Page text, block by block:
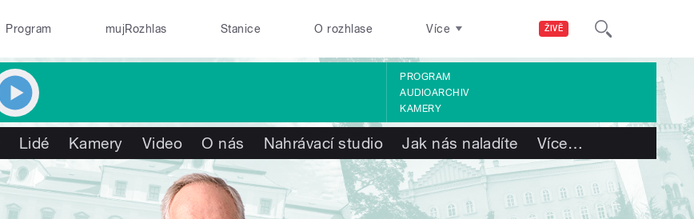
ŽIVĚ
Program mujRozhlas Stanice O rozhlase Více
PROGRAM
AUDIOARCHIV
KAMERY
Lidé Kamery Video O nás Nahrávací studio Jak nás naladíte Více…